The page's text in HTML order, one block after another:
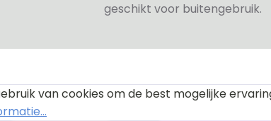
geschikt voor buitengebruik.
van cookies om de best mogelijke